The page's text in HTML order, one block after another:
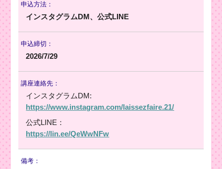
申込方法：
インスタグラムDM、公式LINE
申込締切：
2026/7/29
講座連絡先：
インスタグラムDM:
https://www.instagram.com/laissezfaire.21/
公式LINE：
https://lin.ee/QeWwNFw
備考：